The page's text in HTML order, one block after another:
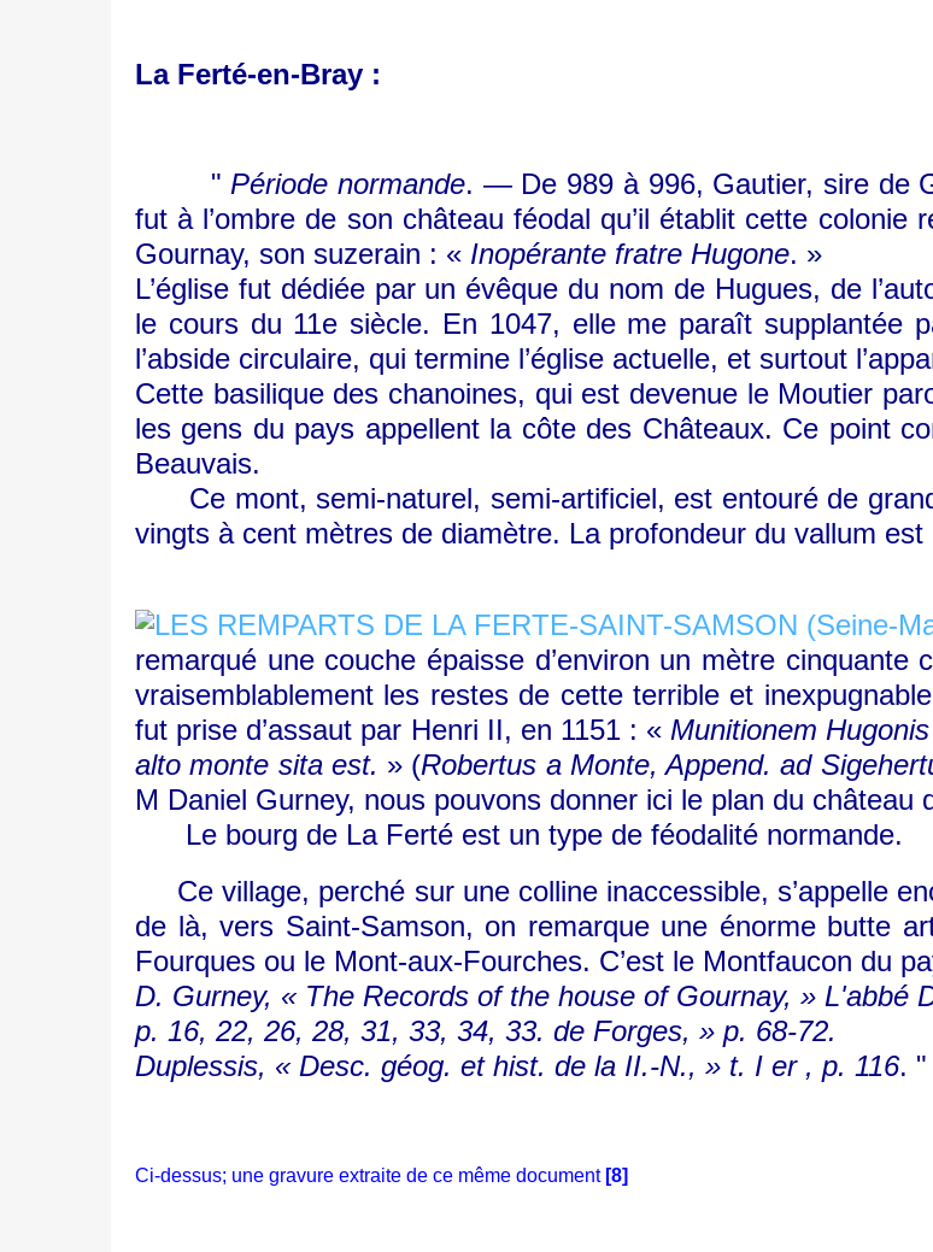
La Ferté-en-Bray :
" Période normande. — De 989 à 996, Gautier, sire de
fut à l’ombre de son château féodal qu’il établit cette
Gournay, son suzerain : « Inopérante fratre Hugone. »
L’église fut dédiée par un évêque du nom de Hugues, de
le cours du 11e siècle. En 1047, elle me paraît supplantée
l’abside circulaire, qui termine l’église actuelle, et surtout
Cette basilique des chanoines, qui est devenue le Moutier
les gens du pays appellent la côte des Châteaux. Ce point
Beauvais.
Ce mont, semi-naturel, semi-artificiel, est entouré de
vingts à cent mètres de diamètre. La profondeur du vallum est
remarqué une couche épaisse d’environ un mètre
vraisemblablement les restes de cette terrible et
fut prise d’assaut par Henri II, en 1151 : « Munitionem
alto monte sita est. » (Robertus a Monte, Append. ad
M Daniel Gurney, nous pouvons donner ici le plan du
Le bourg de La Ferté est un type de féodalité
Ce village, perché sur une colline inaccessible, s’appelle
de là, vers Saint-Samson, on remarque une énorme butte
Fourques ou le Mont-aux-Fourches. C’est le Montfaucon du
D. Gurney, « The Records of the house of Gournay, » L'abbé
p. 16, 22, 26, 28, 31, 33, 34, 33. de Forges, » p. 68-72.
Duplessis, « Desc. géog. et hist. de la II.-N., » t. I er , p. 116. "
Ci-dessus; une gravure extraite de ce même document [8]